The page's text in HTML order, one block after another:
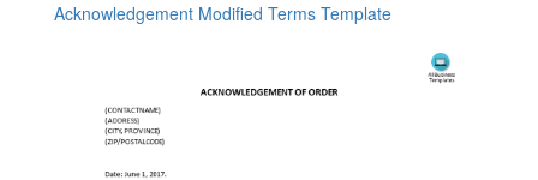
Acknowledgement Modified Terms Template